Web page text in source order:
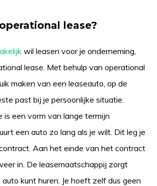
lease?
wil leasen voor je onderneming,
lease. Met behulp van operational
maken van een leaseauto, op de
past bij je persoonlijke situatie.
is een vorm van lange termijn
een auto zo lang als je wilt. Dit leg je
Aan het einde van het contract
in. De leasemaatschappij zorgt
kunt huren. Je hoeft zelf dus geen